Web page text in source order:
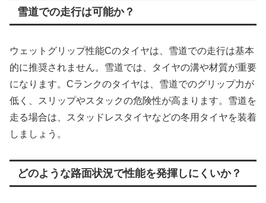
雪道での走行は可能か？
ウェットグリップ性能Cのタイヤは、雪道での走行は基本
的に推奨されません。雪道では、タイヤの溝や材質が重要
になります。Cランクのタイヤは、雪道でのグリップ力が
低く、スリップやスタックの危険性が高まります。雪道を
走る場合は、スタッドレスタイヤなどの冬用タイヤを装着
しましょう。
どのような路面状況で性能を発揮しにくいか？